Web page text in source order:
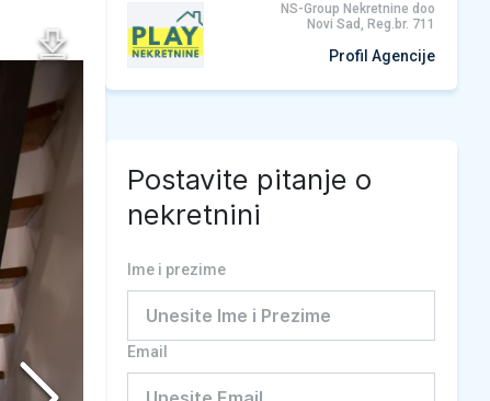
NS-Group Nekretnine doo
Novi Sad, Reg.br. 711
Profil Agencije
Postavite pitanje o
nekretnini
Ime i prezime
Email